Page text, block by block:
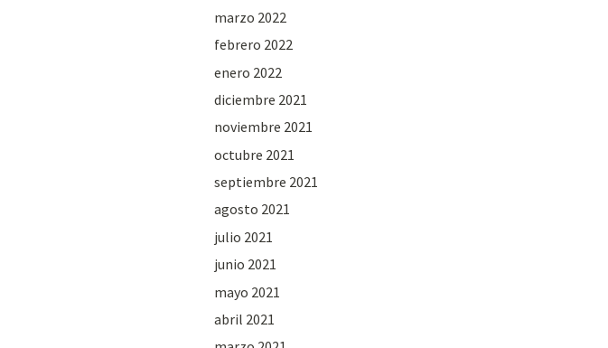
marzo 2022
febrero 2022
enero 2022
diciembre 2021
noviembre 2021
octubre 2021
septiembre 2021
agosto 2021
julio 2021
junio 2021
mayo 2021
abril 2021